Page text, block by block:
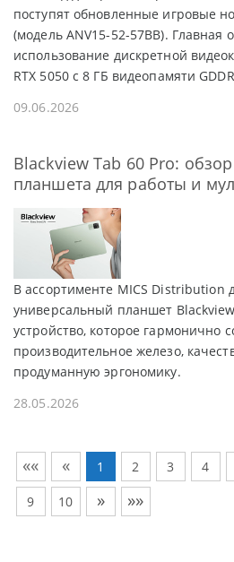
поступят обновленные игровые
(модель ANV15-52-57BB).
использование дискретной
RTX 5050 с 8 ГБ видеопамяти
09.06.2026
Blackview Tab 60 Pro:
планшета для работы и
В ассортименте MICS Distribution
универсальный планшет
устройство, которое гармонично
производительное железо,
продуманную эргономику.
28.05.2026
«« « 1 2 3 4
9 10 » »»